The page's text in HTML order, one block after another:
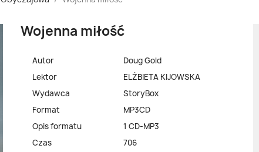
Wojenna miłość
Autor
Doug Gold
Lektor
ELŻBIETA KIJOWSKA
Wydawca
StoryBox
Format
MP3CD
Opis formatu
1 CD-MP3
Czas
706